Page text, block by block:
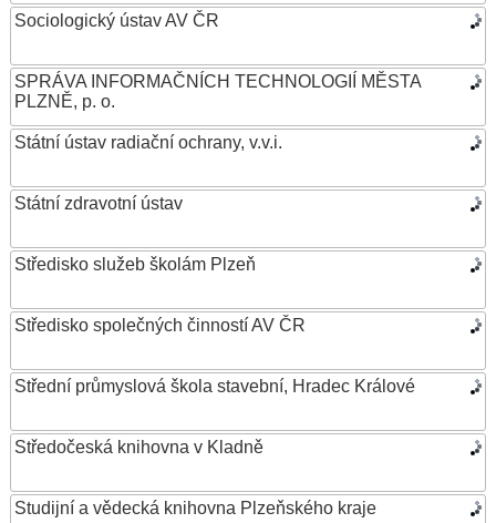
Sociologický ústav AV ČR
SPRÁVA INFORMAČNÍCH TECHNOLOGIÍ MĚSTA
PLZNĚ, p. o.
Státní ústav radiační ochrany, v.v.i.
Státní zdravotní ústav
Středisko služeb školám Plzeň
Středisko společných činností AV ČR
Střední průmyslová škola stavební, Hradec Králové
Středočeská knihovna v Kladně
Studijní a vědecká knihovna Plzeňského kraje